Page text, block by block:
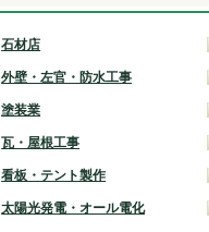
石材店
外壁・左官・防水工事
塗装業
瓦・屋根工事
看板・テント製作
太陽光発電・オール電化